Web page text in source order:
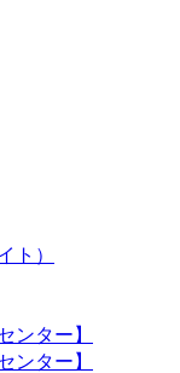
ト）
ンター】
ンター】